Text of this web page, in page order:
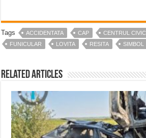
Tags ACCIDENTATA CAP CENTRUL CIVIC
FUNICULAR
LOVITA RESITA SIMBOL
Related Articles